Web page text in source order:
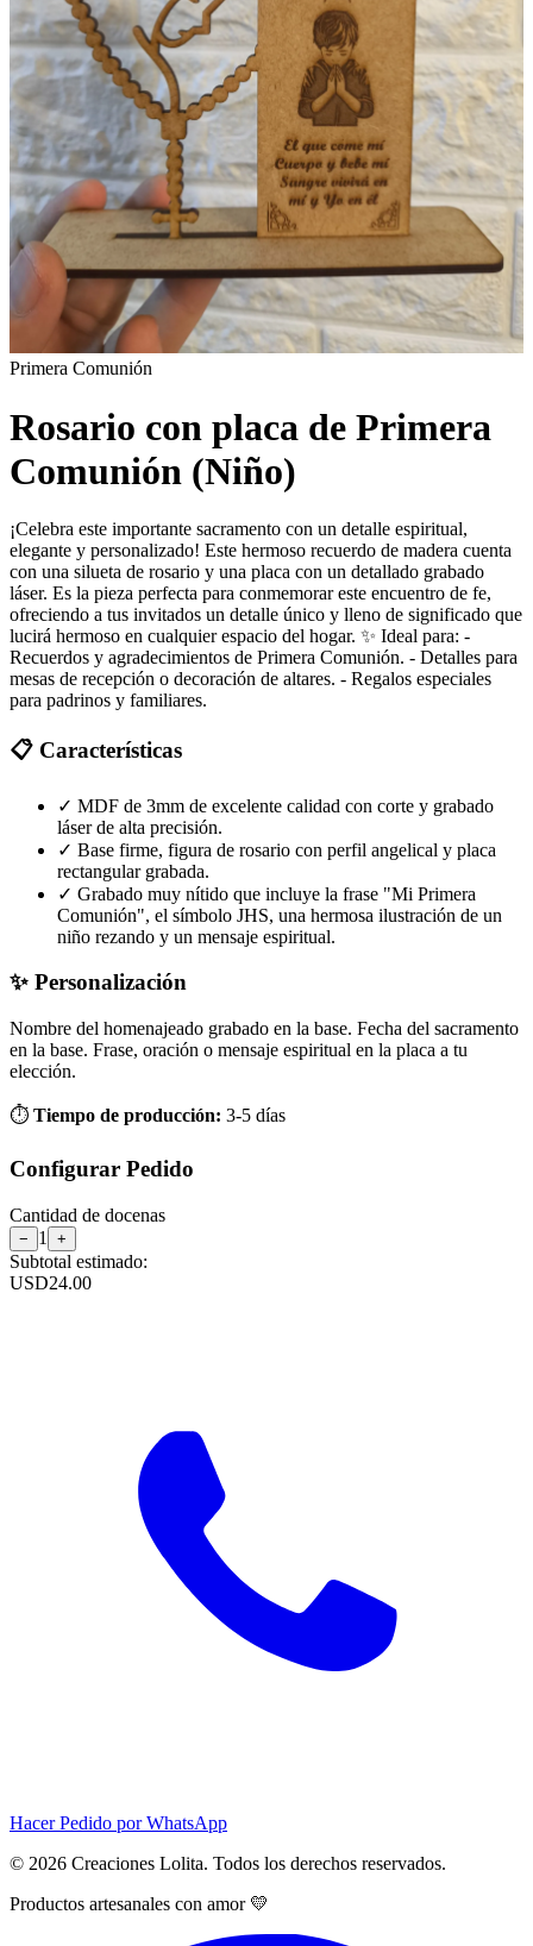
Primera Comunión
Rosario con placa de Primera
Comunión (Niño)
¡Celebra este importante sacramento con un detalle espiritual,
elegante y personalizado! Este hermoso recuerdo de madera cuenta
con una silueta de rosario y una placa con un detallado grabado
láser. Es la pieza perfecta para conmemorar este encuentro de fe,
ofreciendo a tus invitados un detalle único y lleno de significado que
lucirá hermoso en cualquier espacio del hogar. ✨ Ideal para: -
Recuerdos y agradecimientos de Primera Comunión. - Detalles para
mesas de recepción o decoración de altares. - Regalos especiales
para padrinos y familiares.
📋 Características
✓ MDF de 3mm de excelente calidad con corte y grabado
láser de alta precisión.
✓ Base firme, figura de rosario con perfil angelical y placa
rectangular grabada.
✓ Grabado muy nítido que incluye la frase "Mi Primera
Comunión", el símbolo JHS, una hermosa ilustración de un
niño rezando y un mensaje espiritual.
✨ Personalización
Nombre del homenajeado grabado en la base. Fecha del sacramento
en la base. Frase, oración o mensaje espiritual en la placa a tu
elección.
⏱️ Tiempo de producción: 3-5 días
Configurar Pedido
Cantidad de docenas
− 1 +
Subtotal estimado:
USD24.00
Hacer Pedido por WhatsApp
© 2026 Creaciones Lolita. Todos los derechos reservados.
Productos artesanales con amor 💛